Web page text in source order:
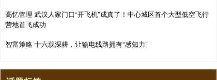
高忆管理 武汉人家门口“开飞机”成真了！中心城区首个大型低空飞行
营地首飞成功
智富策略 十六载深耕，让输电线路拥有“感知力”